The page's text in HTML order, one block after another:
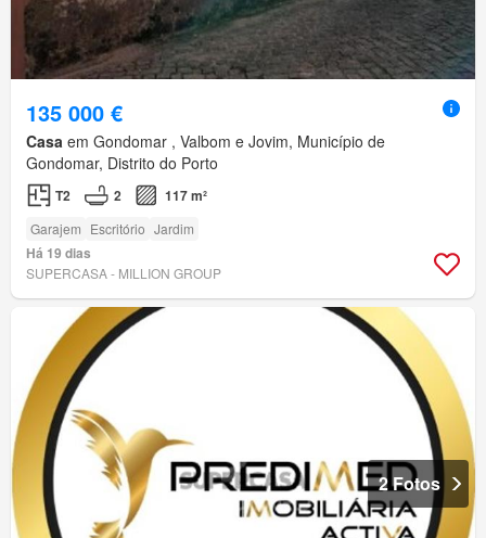
135 000 €
Casa em Gondomar , Valbom e Jovim, Município de
Gondomar, Distrito do Porto
T2 2 117 m²
Garajem Escritório Jardim
Há 19 dias
SUPERCASA - MILLION GROUP
2 Fotos